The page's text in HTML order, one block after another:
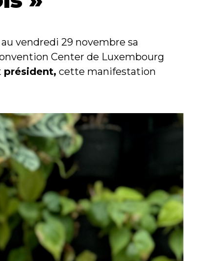
vendredi 29 novembre sa
Center de Luxembourg
président, cette manifestation